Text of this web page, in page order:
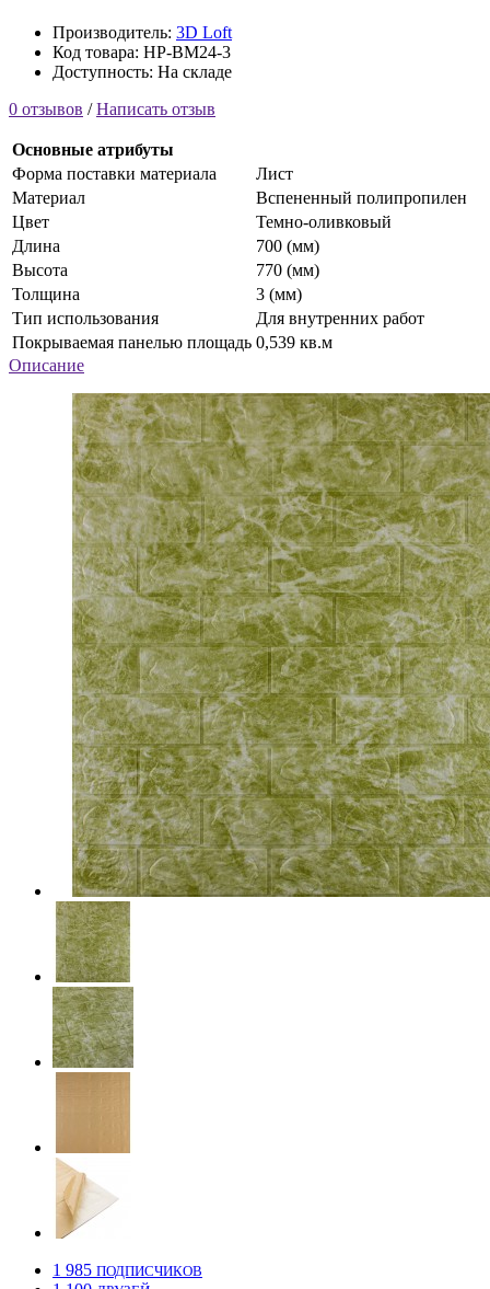
Производитель: 3D Loft
Код товара: HP-BM24-3
Доступность: На складе
0 отзывов /Написать отзыв
Основные атрибуты
Форма поставки материала
Лист
Материал
Вспененный полипропилен
Цвет
Темно-оливковый
Длина
700 (мм)
Высота
770 (мм)
Толщина
3 (мм)
Тип использования
Для внутренних работ
Покрываемая панелью площадь 0,539 кв.м
Описание
1 985 ПОДПИСЧИКОВ